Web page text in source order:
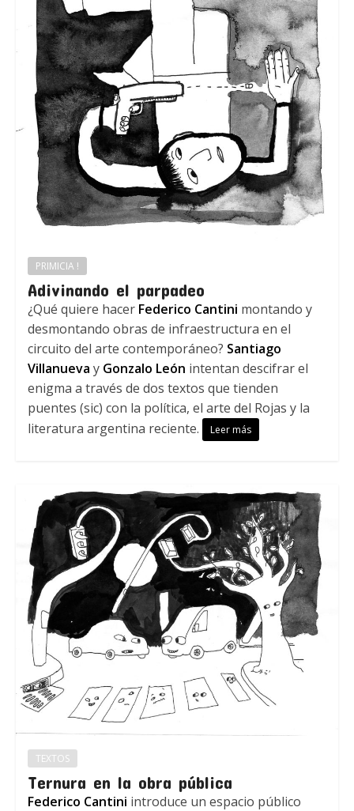
PRIMICIA !
Adivinando el parpadeo
¿Qué quiere hacer Federico Cantini montando y
desmontando obras de infraestructura en el
circuito del arte contemporáneo? Santiago
Villanueva y Gonzalo León intentan descifrar el
enigma a través de dos textos que tienden
puentes (sic) con la política, el arte del Rojas y la
literatura argentina reciente.
Leer más
TEXTOS
Ternura en la obra pública
Federico Cantini introduce un espacio público